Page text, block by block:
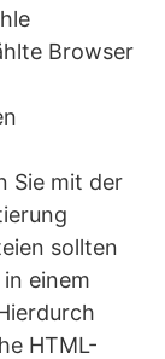
Browser
Sie mit der
sollten
einem
HTML-